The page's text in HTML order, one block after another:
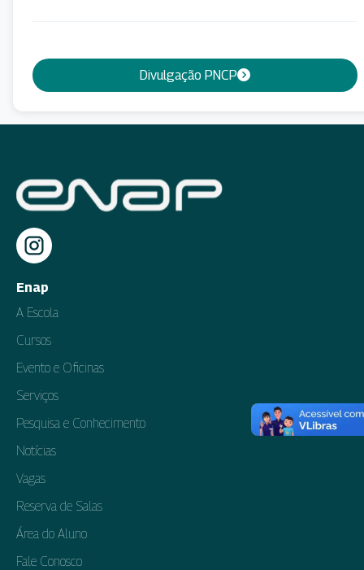
Divulgação PNCP
Enap
A Escola
Cursos
Evento e Oficinas
Serviços
Pesquisa e Conhecimento
Notícias
Vagas
Reserva de Salas
Área do Aluno
Fale Conosco